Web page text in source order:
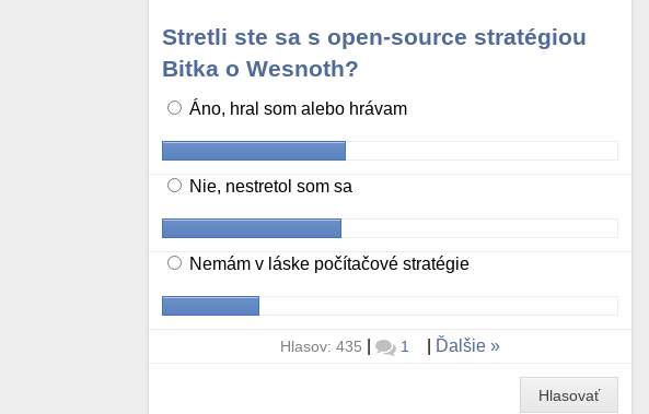
Stretli ste sa s open-source stratégiou
Bitka o Wesnoth?
Áno, hral som alebo hrávam
Nie, nestretol som sa
Nemám v láske počítačové stratégie
Hlasov: 435 | 1 Ďalšie
Hlasovať